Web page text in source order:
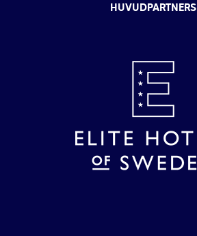
HUVUDPARTNERS